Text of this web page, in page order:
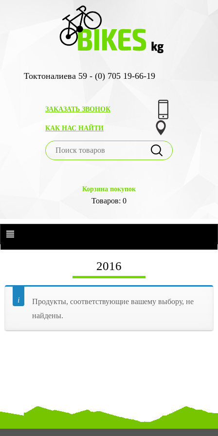
Токтоналиева 59 - (0) 705 19-66-19
ЗАКАЗАТЬ ЗВОНОК
КАК НАС НАЙТИ
Корзина покупок
Товаров: 0
2016
Продукты, соответствующие вашему выбору, не
найдены.